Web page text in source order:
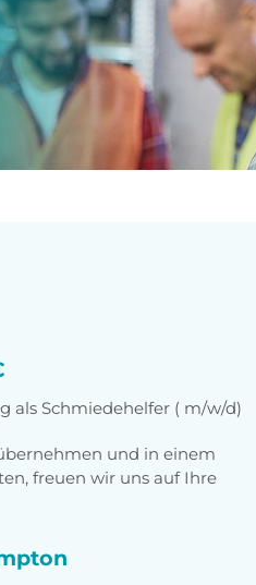
als Schmiedehelfer ( m/w/d)
und in einem
freuen wir uns auf Ihre